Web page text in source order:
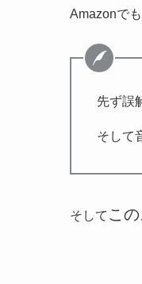
Amazonで
先ず誤
そして
そして こ